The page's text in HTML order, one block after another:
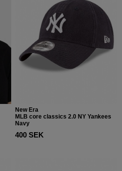
New Era
MLB core classics 2.0 NY Yankees
Navy
400 SEK